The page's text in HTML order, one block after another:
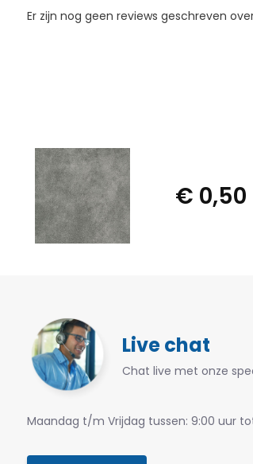
Er zijn nog geen reviews geschreven
€ 0,50
Live chat
Chat live met onze
Maandag t/m Vrijdag tussen: 9:00 uur